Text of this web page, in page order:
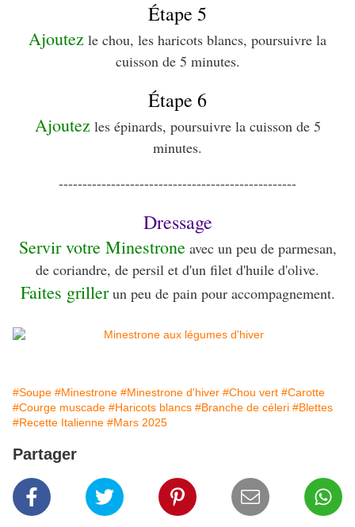
Étape 5
Ajoutez le chou, les haricots blancs, poursuivre la
cuisson de 5 minutes.
Étape 6
Ajoutezles épinards, poursuivre la cuisson de 5
minutes.
--------------------------------------------------
Dressage
Servir votre Minestroneavec un peu de parmesan,
de coriandre, de persil et d'un filet d'huile d'olive.
Faites grillerun peu de pain pour accompagnement.
#Soupe #Minestrone #Minestrone d'hiver #Chou vert #Carotte
#Courge muscade #Haricots blancs #Branche de céleri #Blettes
#Recette Italienne #Mars 2025
Partager